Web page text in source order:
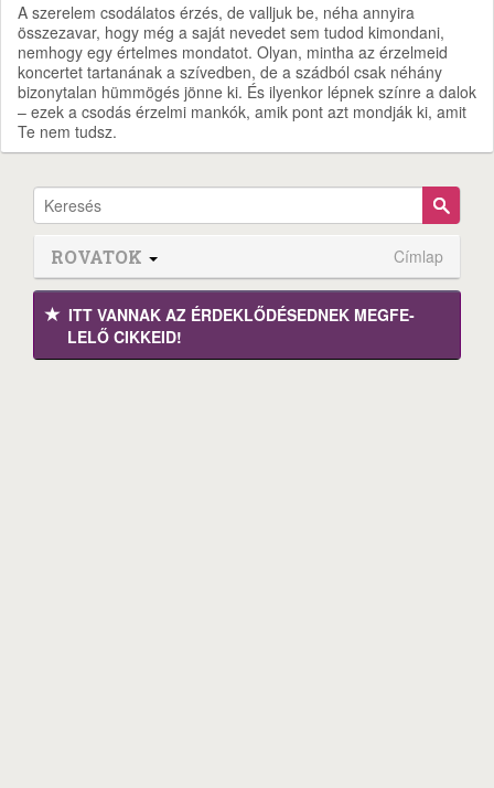
A szerelem csodálatos érzés, de valljuk be, néha annyira
összezavar, hogy még a saját nevedet sem tudod kimondani,
nemhogy egy értelmes mondatot. Olyan, mintha az érzelmeid
koncertet tartanának a szívedben, de a szádból csak néhány
bizonytalan hümmögés jönne ki. És ilyenkor lépnek színre a dalok
– ezek a csodás érzelmi mankók, amik pont azt mondják ki, amit
Te nem tudsz.
ROVATOK Címlap
ITT VANNAK AZ ÉRDEK­LŐDÉ­SEDNEK MEGFE­
LELŐ CIKKEID!